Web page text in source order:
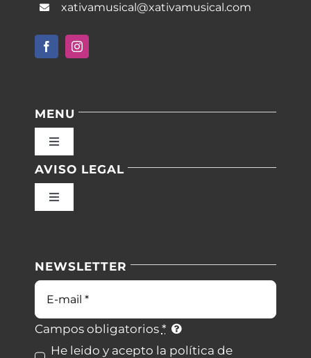
xativamusical@xativamusical.com
MENU
Toggle
Inicio
Blog
Contacto
AVISO LEGAL
Toggle
Condiciones de uso
Ley de cookies
NEWSLETTER
Correo
electrónico
Campos obligatorios *
He leido y acepto la política de